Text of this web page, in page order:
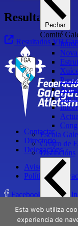
Pechar
Comité
Escola
Centro de
Distincións
Distincións
Resultados
Resultados VII
Contactar
Directorio
Delegacións
Aviso Legal
Política de
Facebook X
Esta web utiliza
experiencia de